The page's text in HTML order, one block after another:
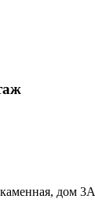
дом 3А